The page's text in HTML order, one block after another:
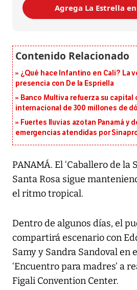
Agrega La Estrella
¿Qué hace Infantino en Cali? La
presencia con De la Espriella
Banco Multiva refuerza su capital
internacional de 300 millones de
Fuertes lluvias azotan Panamá y
emergencias atendidas por
PANAMÁ. El ‘Caballero de la
Santa Rosa sigue
el ritmo tropical.
Dentro de algunos días, el
compartirá escenario con
Samy y Sandra Sandoval en
‘Encuentro para madres’ a
Figali Convention Center.